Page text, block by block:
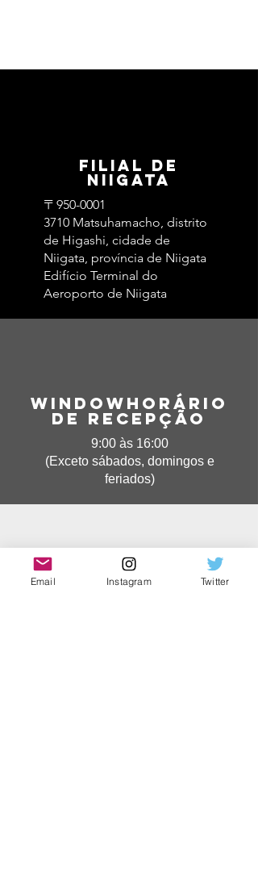
Filial de
Niigata
〒950-0001
3710 Matsuhamacho, distrito
de Higashi, cidade de
Niigata, província de Niigata
Edifício Terminal do
Aeroporto de Niigata
Window​Horário
de recepção
9:00 às 16:00
(Exceto sábados, domingos e
feriados)
Email Instagram Twitter